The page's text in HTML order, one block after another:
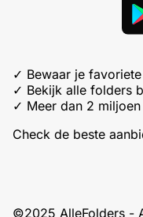
✓ Bewaar je
✓ Bekijk alle folders
✓ Meer dan 2
Check de beste
©2025 AlleFolders -